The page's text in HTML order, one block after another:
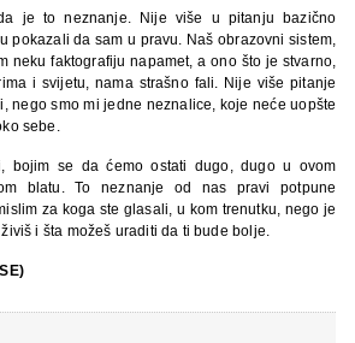
je to neznanje. Nije više u pitanju bazično
pokazali da sam u pravu. Naš obrazovni sistem,
neku faktografiju napamet, a ono što je stvarno,
i svijetu, nama strašno fali. Nije više pitanje
nego smo mi jedne neznalice, koje neće uopšte
sebe.
bojim se da ćemo ostati dugo, dugo u ovom
blatu. To neznanje od nas pravi potpune
za koga ste glasali, u kom trenutku, nego je
i šta možeš uraditi da ti bude bolje.